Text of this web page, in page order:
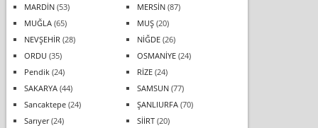
MARDİN(53) MERSİN(87)
MUĞLA(65) MUŞ(20)
NEVŞEHİR (28) NİĞDE(26)
ORDU (35) OSMANİYE(24)
Pendik(24) RİZE(24)
SAKARYA(44) SAMSUN(77)
Sancaktepe(24) ŞANLIURFA(70)
Sarıyer(24) SİİRT(20)